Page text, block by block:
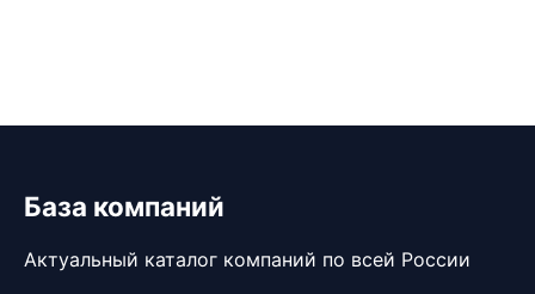
База компаний
Актуальный каталог компаний по всей России